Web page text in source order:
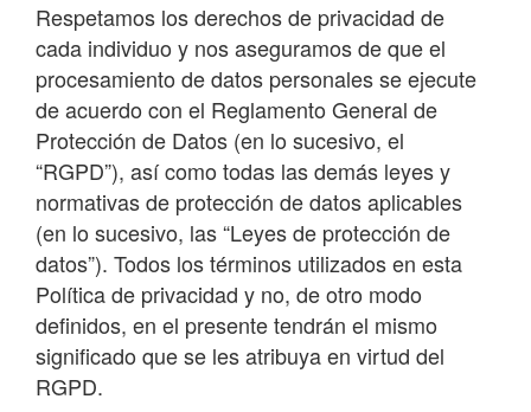
Respetamos los derechos de privacidad de
cada individuo y nos aseguramos de que el
procesamiento de datos personales se ejecute
de acuerdo con el Reglamento General de
Protección de Datos (en lo sucesivo, el
“RGPD”), así como todas las demás leyes y
normativas de protección de datos aplicables
(en lo sucesivo, las “Leyes de protección de
datos”). Todos los términos utilizados en esta
Política de privacidad y no, de otro modo
definidos, en el presente tendrán el mismo
significado que se les atribuya en virtud del
RGPD.